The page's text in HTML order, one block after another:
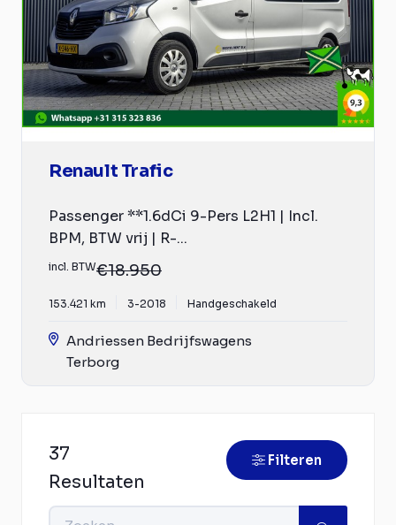
Renault Trafic
Passenger **1.6dCi 9-Pers L2H1 | Incl.
BPM, BTW vrij | R-...
incl. BTW€18.950
153.421 km 3-2018 Handgeschakeld
Andriessen Bedrijfswagens
Terborg
37
Resultaten
Filteren